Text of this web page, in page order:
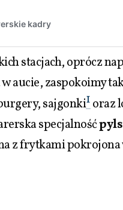
stacjach, oprócz
aucie, zaspokoimy
sajgonki1oraz
specjalność
z frytkami